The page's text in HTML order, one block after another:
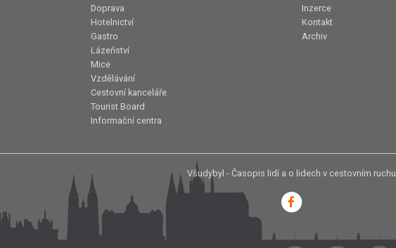
Doprava
Hotelnictví
Gastro
Lázeňství
Mice
Vzdělávání
Cestovní kanceláře
Tourist Board
Informační centra
Inzerce
Kontakt
Archiv
Všudybyl - Časopis lidí a o lidech v cestovním ruchu